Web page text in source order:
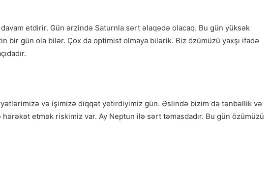
etdirir. Gün ərzində Saturnla sərt əlaqədə olacaq. Bu gün yüksək
bir gün ola bilər. Çox da optimist olmaya bilərik. Biz özümüzü yaxşı ifadə
və işimizə diqqət yetirdiyimiz gün. Əslində bizim də tənbəllik və
hərəkət etmək riskimiz var. Ay Neptun ilə sərt təmasdadır. Bu gün özümüzü